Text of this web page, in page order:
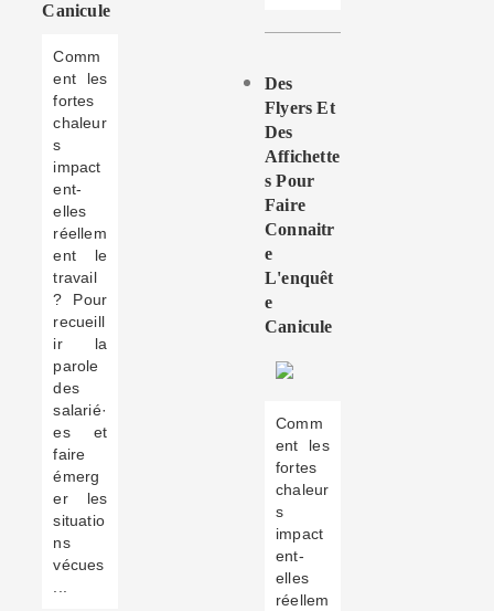
Canicule
Comm
ent les
fortes
chaleur
s
impact
ent-
elles
réellem
ent le
travail
? Pour
recueill
ir la
parole
des
salarié·
es et
faire
émerg
er les
situatio
ns
vécues
...
Des
Flyers Et
Des
Affichette
S Pour
Faire
Connaitr
E
L'enquêt
E
Canicule
Comm
ent les
fortes
chaleur
s
impact
ent-
elles
réellem